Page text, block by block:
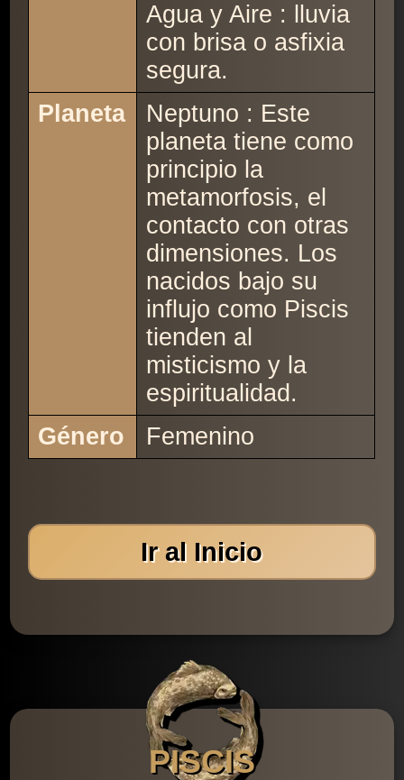
Agua y Aire : lluvia
con brisa o asfixia
segura.
Planeta
Neptuno : Este
planeta tiene como
principio la
metamorfosis, el
contacto con otras
dimensiones. Los
nacidos bajo su
influjo como Piscis
tienden al
misticismo y la
espiritualidad.
Género
Femenino
Ir al Inicio
PISCIS